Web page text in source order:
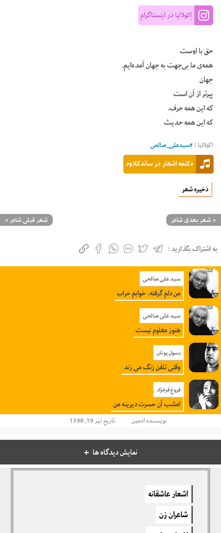
اِکولالیا در اینستاگرام
حق با اوست
همه‌ی ما بی‌جهت به جهان آمده‌ایم.
جهان
پیرتر از آن است
که این همه حرف،
که این همه حدیث
اکولالیا | #سیدعلی_صالحی
دکلمه اشعار در ساندکلاود
ذخیره شعر
« شعر بعدی شاعر شعر قبلی شاعر»
به اشتراک بگذارید :
سید علی صالحی
من دلم گرفته، خوابم خراب
سید علی صالحی
هنوز معلوم نیست
رسول یونان
وقتی تلفن زنگ می زند
فروغ فرخزاد
امشب آن حسرت دیرینه من
نویسندهادمین تاریخ تیر 19, 1396
نمایش دیدگاه ها
دیدگاهتان را بنویسید
برای نوشتن دیدگاه باید
اشعار عاشقانه
شاعران زن